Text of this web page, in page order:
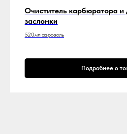
Очиститель карбюратора и
заслонки
520мл аэрозоль
Подробнее о